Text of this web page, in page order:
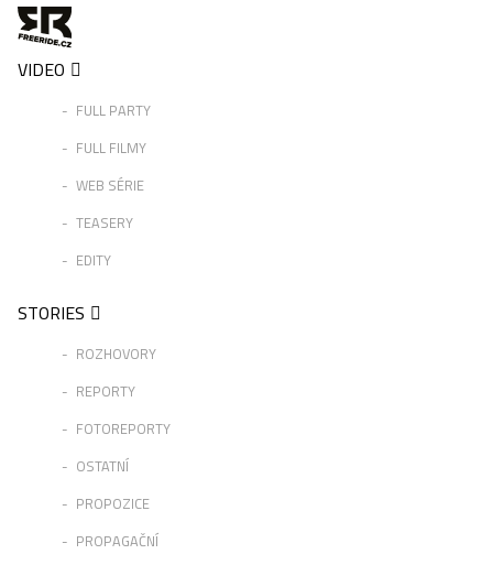
VIDEO
FULL PARTY
FULL FILMY
WEB SÉRIE
TEASERY
EDITY
STORIES
ROZHOVORY
REPORTY
FOTOREPORTY
OSTATNÍ
PROPOZICE
PROPAGAČNÍ